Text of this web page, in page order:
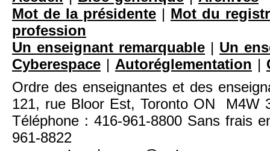
Mot de la présidente | Mot du
profession
Un enseignant remarquable | Un
Cyberespace | Autoréglementation |
Ordre des enseignantes et des
121, rue Bloor Est, Toronto ON M4W
Téléphone : 416-961-8800 Sans frais
961-8822